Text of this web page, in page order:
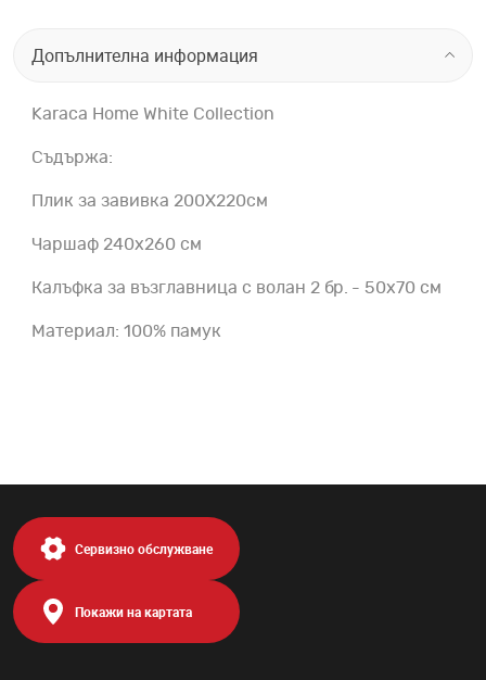
Допълнителна информация
Karaca Home White Collection
Съдържа:
Плик за завивка 200Х220см
Чаршаф 240х260 см
Калъфка за възглавница с волан 2 бр. - 50x70 см
Материал: 100% памук
Сервизно обслужване
Покажи на картата